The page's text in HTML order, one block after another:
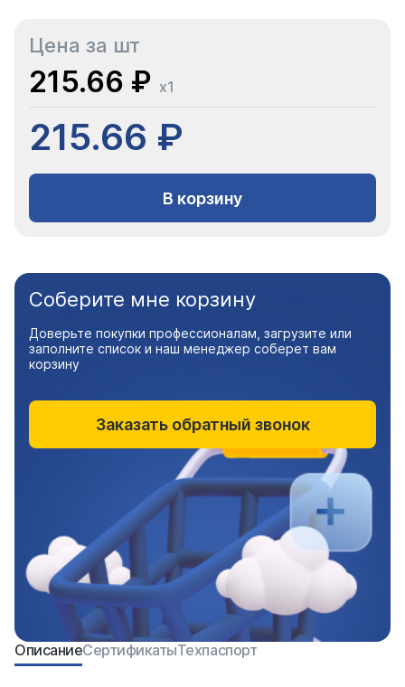
Цена за шт
215.66 ₽ x1
215.66 ₽
В корзину
ОписаниеСертификатыТехпаспорт
Соберите мне корзину
Доверьте покупки профессионалам, загрузите или
заполните список и наш менеджер соберет вам
корзину
Заказать обратный звонок